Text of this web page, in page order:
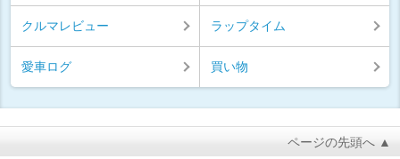
クルマレビュー ラップタイム
愛車ログ 買い物
ページの先頭へ ▲